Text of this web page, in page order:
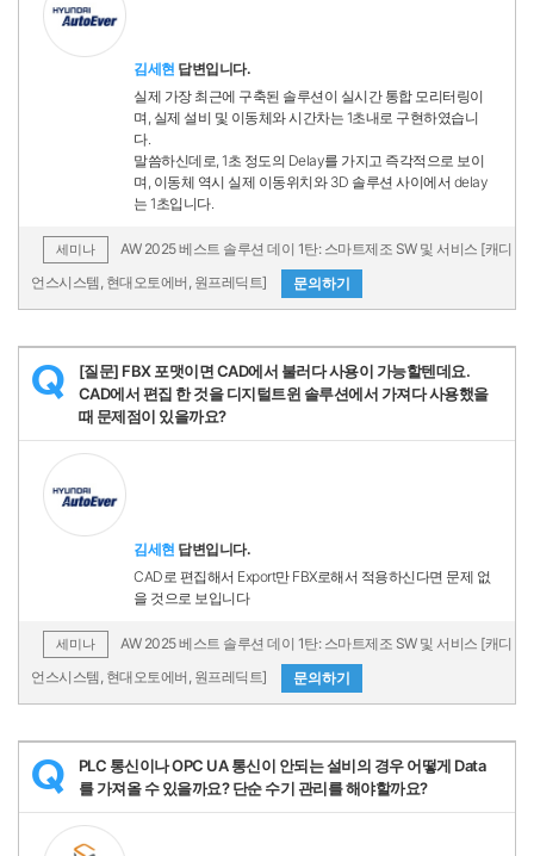
김세현 답변입니다.
실제 가장 최근에 구축된 솔루션이 실시간 통합 모리터링이
며, 실제 설비 및 이동체와 시간차는 1초내로 구현하였습니
다.
말씀하신데로, 1초 정도의 Delay를 가지고 즉각적으로 보이
며, 이동체 역시 실제 이동위치와 3D 솔루션 사이에서 delay
는 1초입니다.
세미나
AW 2025 베스트 솔루션 데이 1탄: 스마트제조 SW 및 서비스 [캐디
언스시스템, 현대오토에버, 원프레딕트]
문의하기
Q
[질문] FBX 포맷이면 CAD에서 불러다 사용이 가능할텐데요.
CAD에서 편집 한 것을 디지털트윈 솔루션에서 가져다 사용했을
때 문제점이 있을까요?
김세현 답변입니다.
CAD로 편집해서 Export만 FBX로해서 적용하신다면 문제 없
을 것으로 보입니다
세미나
AW 2025 베스트 솔루션 데이 1탄: 스마트제조 SW 및 서비스 [캐디
언스시스템, 현대오토에버, 원프레딕트]
문의하기
Q
PLC 통신이나 OPC UA 통신이 안되는 설비의 경우 어떻게 Data
를 가져올 수 있을까요? 단순 수기 관리를 해야할까요?